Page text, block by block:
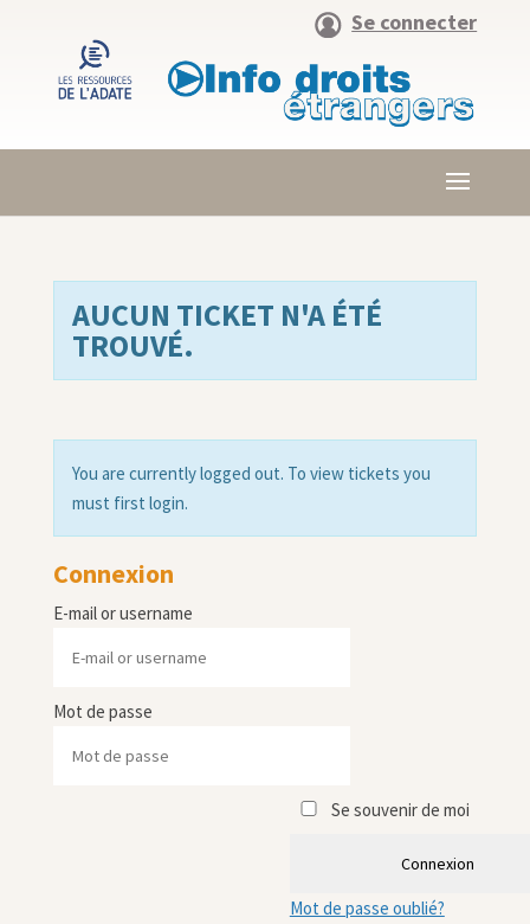
Se connecter
AUCUN TICKET N'A ÉTÉ
TROUVÉ.
You are currently logged out. To view tickets you
must first login.
Connexion
E-mail or username
Mot de passe
Se souvenir de moi
Connexion
Mot de passe oublié?